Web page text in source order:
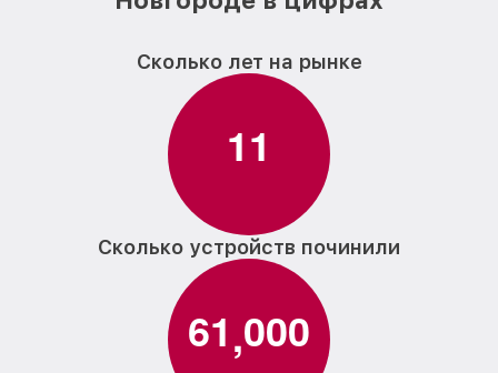
Сколько лет на рынке
11
Сколько устройств починили
61,000